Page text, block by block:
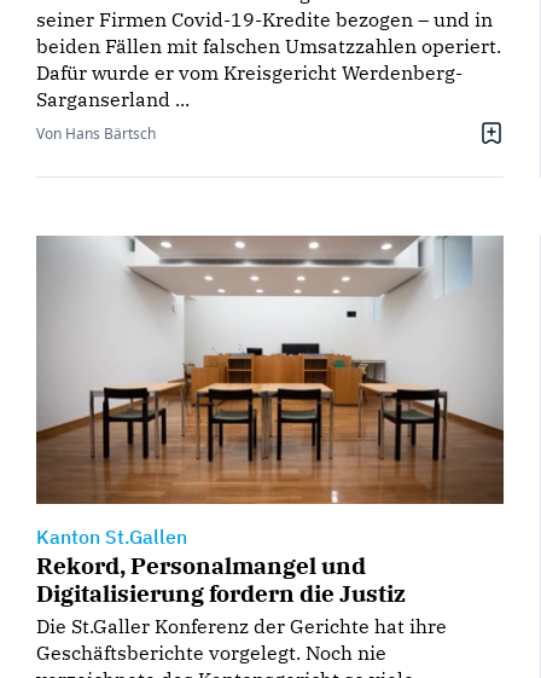
seiner Firmen Covid-19-Kredite bezogen – und in
beiden Fällen mit falschen Umsatzzahlen operiert.
Dafür wurde er vom Kreisgericht Werdenberg-
Sarganserland ...
Von Hans Bärtsch
Kanton St.Gallen
Rekord, Personalmangel und
Digitalisierung fordern die Justiz
Die St.Galler Konferenz der Gerichte hat ihre
Geschäftsberichte vorgelegt. Noch nie